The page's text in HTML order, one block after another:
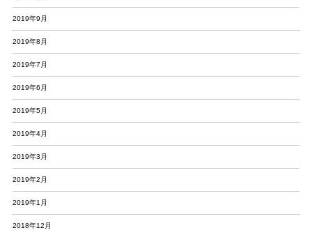
2019年9月
2019年8月
2019年7月
2019年6月
2019年5月
2019年4月
2019年3月
2019年2月
2019年1月
2018年12月